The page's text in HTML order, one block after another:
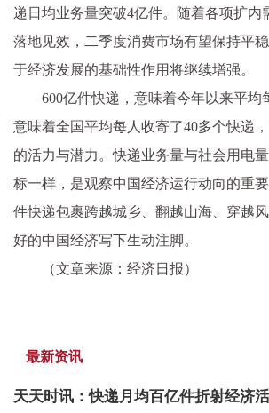
递日均业务量突破4亿件。随着各项扩内
落地见效，二季度消费市场有望保持平
于经济发展的基础性作用将继续增强。
600亿件快递，意味着今年以来平均
意味着全国平均每人收寄了40多个快递
的活力与潜力。快递业务量与社会用电
标一样，是观察中国经济运行动向的重
件快递包裹跨越城乡、翻越山海、穿越
好的中国经济写下生动注脚。
（文章来源：经济日报）
最新资讯
天天时讯：快递月均百亿件折射经济